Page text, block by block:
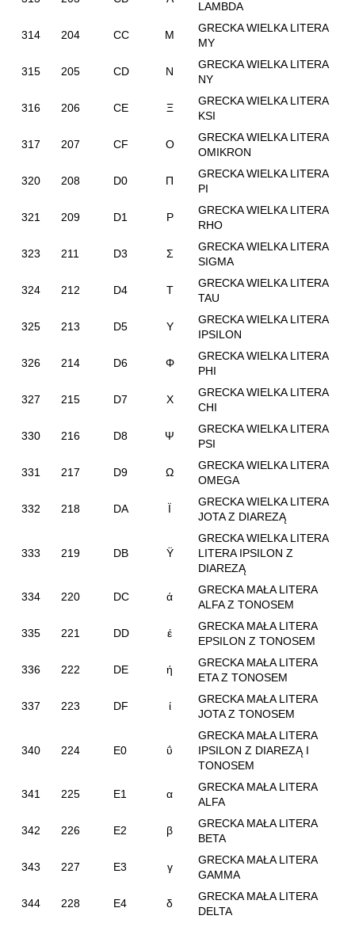
LAMBDA
314 204 CC Μ
GRECKA WIELKA LITERA
MY
315 205 CD Ν
GRECKA WIELKA LITERA
NY
316 206 CE Ξ
GRECKA WIELKA LITERA
KSI
317 207 CF Ο
GRECKA WIELKA LITERA
OMIKRON
320 208 D0 Π
GRECKA WIELKA LITERA
PI
321 209 D1 Ρ
GRECKA WIELKA LITERA
RHO
323 211 D3 Σ
GRECKA WIELKA LITERA
SIGMA
324 212 D4 Τ
GRECKA WIELKA LITERA
TAU
325 213 D5 Υ
GRECKA WIELKA LITERA
IPSILON
326 214 D6 Φ
GRECKA WIELKA LITERA
PHI
327 215 D7 Χ
GRECKA WIELKA LITERA
CHI
330 216 D8 Ψ
GRECKA WIELKA LITERA
PSI
331 217 D9 Ω
GRECKA WIELKA LITERA
OMEGA
332 218 DA Ϊ
GRECKA WIELKA LITERA
JOTA Z DIAREZĄ
333 219 DB Ϋ
GRECKA WIELKA LITERA
LITERA IPSILON Z
DIAREZĄ
334 220 DC ά
GRECKA MAŁA LITERA
ALFA Z TONOSEM
335 221 DD έ
GRECKA MAŁA LITERA
EPSILON Z TONOSEM
336 222 DE ή
GRECKA MAŁA LITERA
ETA Z TONOSEM
337 223 DF ί
GRECKA MAŁA LITERA
JOTA Z TONOSEM
340 224 E0 ΰ
GRECKA MAŁA LITERA
IPSILON Z DIAREZĄ I
TONOSEM
341 225 E1 α
GRECKA MAŁA LITERA
ALFA
342 226 E2 β
GRECKA MAŁA LITERA
BETA
343 227 E3 γ
GRECKA MAŁA LITERA
GAMMA
344 228 E4 δ
GRECKA MAŁA LITERA
DELTA